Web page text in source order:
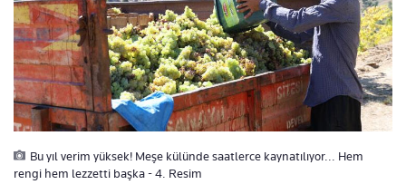
Bu yıl verim yüksek! Meşe külünde saatlerce kaynatılıyor... Hem
rengi hem lezzetti başka - 4. Resim